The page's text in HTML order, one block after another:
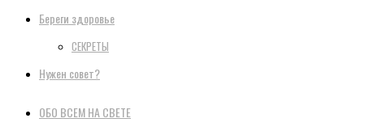
Береги здоровье
СЕКРЕТЫ
Нужен совет?
ОБО ВСЕМ НА СВЕТЕ